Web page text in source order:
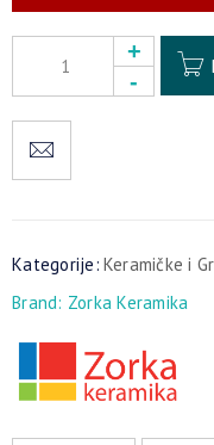
Kategorije: Keramičke i
Brand: Zorka Keramika